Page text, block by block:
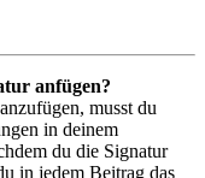
anfügen?
musst du
in deinem
du die Signatur
in jedem Beitrag das